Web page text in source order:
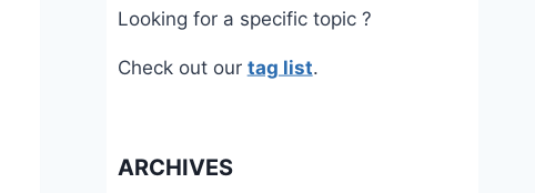
Looking for a specific topic ?
Check out our tag list.
ARCHIVES